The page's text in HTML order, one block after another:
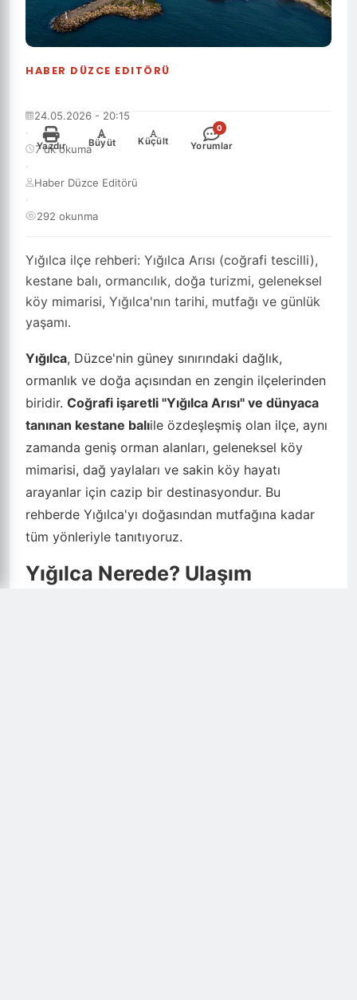
HABER DÜZCE EDITÖRÜ
Yığılca ilçe rehberi: Yığılca Arısı (coğrafi tescilli),
kestane balı, ormancılık, doğa turizmi, geleneksel
köy mimarisi, Yığılca'nın tarihi, mutfağı ve günlük
yaşamı.
24.05.2026 - 20:15
·
7 dk okuma
·
Haber Düzce Editörü
·
292 okunma
Yazdır
+
Büyüt
-
Küçült
0
Yorumlar
Yığılca, Düzce'nin güney sınırındaki dağlık,
ormanlık ve doğa açısından en zengin ilçelerinden
biridir. Coğrafi işaretli "Yığılca Arısı" ve dünyaca
tanınan kestane balıile özdeşleşmiş olan ilçe, aynı
zamanda geniş orman alanları, geleneksel köy
mimarisi, dağ yaylaları ve sakin köy hayatı
arayanlar için cazip bir destinasyondur. Bu
rehberde Yığılca'yı doğasından mutfağına kadar
tüm yönleriyle tanıtıyoruz.
Yığılca Nerede? Ulaşım